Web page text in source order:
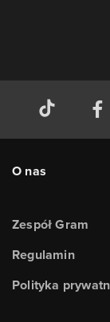
O nas
Zespół Gram
Regulamin
Polityka